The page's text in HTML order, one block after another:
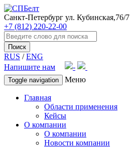
Санкт-Петербург ул. Кубинская,76/7
+7 (812) 220-22-00
Поиск
RUS /ENG
Напишите нам
Toggle navigation Меню
Главная
Области применения
Кейсы
О компании
О компании
Новости компании